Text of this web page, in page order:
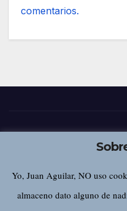
comentarios.
Funciona gracias a WordPress
Yo, Juan Aguilar, NO uso
almaceno dato alguno de